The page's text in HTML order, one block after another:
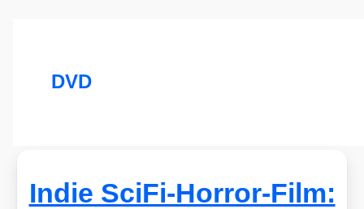
DVD
Indie SciFi-Horror-Film: